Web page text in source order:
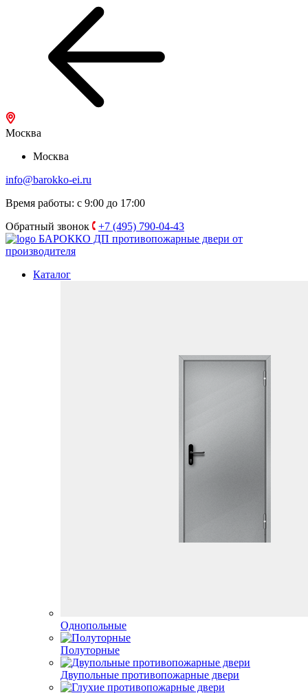
Москва
Москва
info@barokko-ei.ru
Время работы: с 9:00 до 17:00
Обратный звонок
+7 (495) 790-04-43
БАРОККО ДП противопожарные двери от
производителя
Каталог
Однопольные
Полуторные
Двупольные противопожарные двери